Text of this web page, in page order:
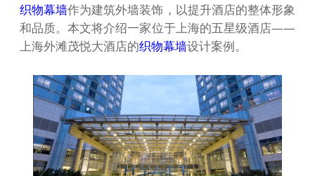
织物幕墙作为建筑外墙装饰，以提升酒店的整体形象
和品质。本文将介绍一家位于上海的五星级酒店——
上海外滩茂悦大酒店的织物幕墙设计案例。